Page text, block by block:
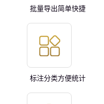
批量导出简单快捷
标注分类方便统计